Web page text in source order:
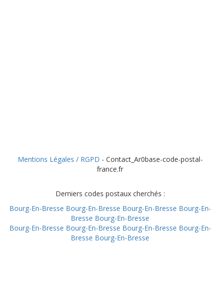
Mentions Légales / RGPD - Contact_Ar0base-code-postal-
france.fr
Derniers codes postaux cherchés :
Bourg-En-Bresse Bourg-En-Bresse Bourg-En-Bresse Bourg-En-
Bresse Bourg-En-Bresse
Bourg-En-Bresse Bourg-En-Bresse Bourg-En-Bresse Bourg-En-
Bresse Bourg-En-Bresse